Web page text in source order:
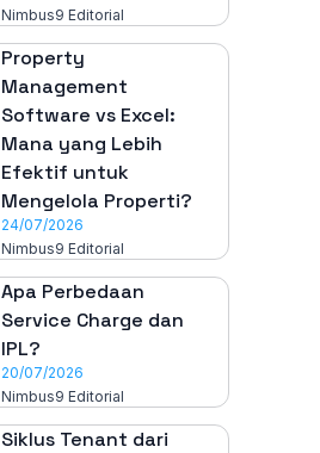
Nimbus9 Editorial
Property
Management
Software vs Excel:
Mana yang Lebih
Efektif untuk
Mengelola Properti?
24/07/2026
Nimbus9 Editorial
Apa Perbedaan
Service Charge dan
IPL?
20/07/2026
Nimbus9 Editorial
Siklus Tenant dari